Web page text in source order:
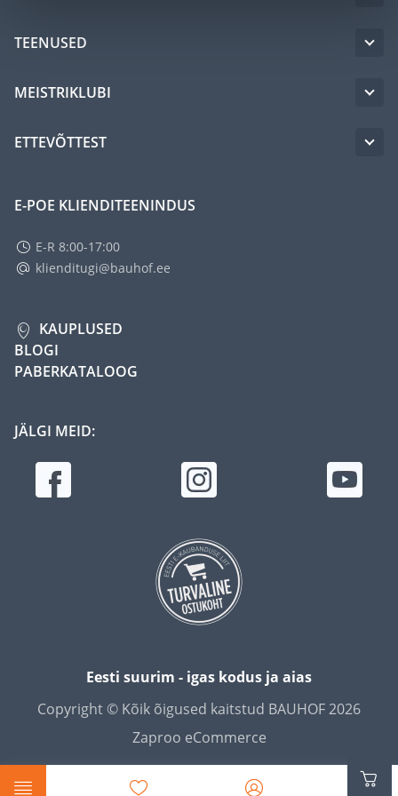
TEENUSED
MEISTRIKLUBI
ETTEVÕTTEST
E-POE KLIENDITEENINDUS
E-R 8:00-17:00
klienditugi@bauhof.ee
KAUPLUSED
BLOGI
PABERKATALOOG
JÄLGI MEID:
Eesti suurim - igas kodus ja aias
Copyright © Kõik õigused kaitstud BAUHOF 2026
Zaproo eCommerce